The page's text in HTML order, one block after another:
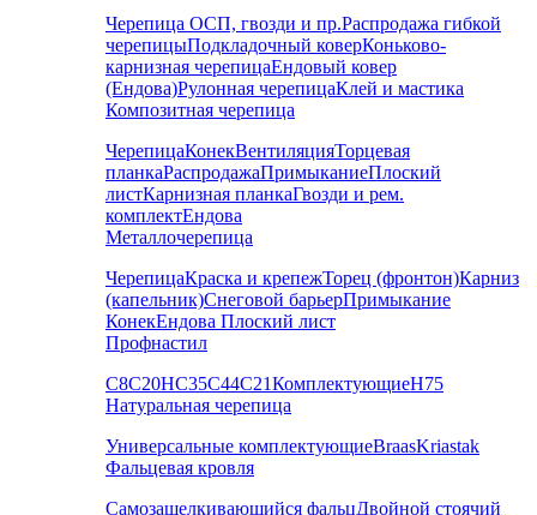
Черепица ОСП, гвозди и пр.Распродажа гибкой
черепицыПодкладочный коверКоньково-
карнизная черепицаЕндовый ковер
(Ендова)Рулонная черепицаКлей и мастика
Композитная черепица
ЧерепицаКонекВентиляцияТорцевая
планкаРаспродажаПримыканиеПлоский
листКарнизная планкаГвозди и рем.
комплектЕндова
Металлочерепица
ЧерепицаКраска и крепежТорец (фронтон)Карниз
(капельник)Снеговой барьерПримыкание
КонекЕндова Плоский лист
Профнастил
С8С20НС35С44С21КомплектующиеН75
Натуральная черепица
Универсальные комплектующиеBraasKriastak
Фальцевая кровля
Самозащелкивающийся фальцДвойной стоячий